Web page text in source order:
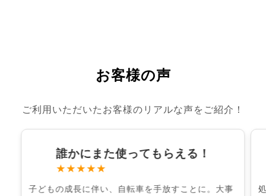
お客様の声
ご利用いただいたお客様のリアルな声をご紹介！
誰かにまた使ってもらえる！
★★★★★
子どもの成長に伴い、自転車を手放すことに。大事